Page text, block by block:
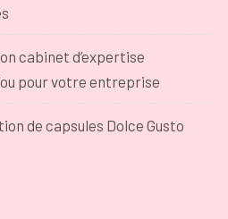
cabinet d’expertise
pour votre entreprise
de capsules Dolce Gusto